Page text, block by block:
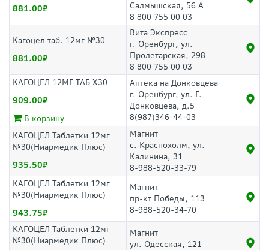
881.00
Салмышская, 56 А
8 800 755 00 03
Кагоцел таб. 12мг №30
881.00
Вита Экспресс
г. Оренбург, ул.
Пролетарская, 298
8 800 755 00 03
КАГОЦЕЛ 12МГ ТАБ Х30
909.00
В корзину
Аптека на Донковцева
г. Оренбург, ул. Г.
Донковцева, д.5
8(987)346-44-03
КАГОЦЕЛ Таблетки 12мг
№30(Ниармедик Плюс)
935.50
Магнит
с. Краснохолм, ул.
Калинина, 31
8-988-520-33-79
КАГОЦЕЛ Таблетки 12мг
№30(Ниармедик Плюс)
943.75
Магнит
пр-кт Победы, 113
8-988-520-34-70
КАГОЦЕЛ Таблетки 12мг
№30(Ниармедик Плюс)
Магнит
ул. Одесская, 121